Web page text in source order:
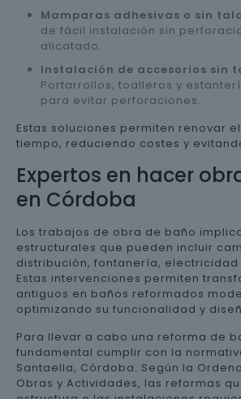
Mamparas adhesivas o sin
de fácil instalación sin
alicatado.
Instalación de accesorios sin
Portarrollos, toalleros y
para evitar perforaciones.
Estas soluciones permiten renovar
tiempo, reduciendo costes y
Expertos en hacer
en Córdoba
Los trabajos de obra de baño
estructurales que pueden incluir
distribución, fontanería, electricidad
Estas intervenciones permiten
antiguos en baños reformados
optimizando su funcionalidad y
Para llevar a cabo una reforma de
fundamental cumplir con la
Santaella, Córdoba. Según la
Obras y Actividades, las reformas